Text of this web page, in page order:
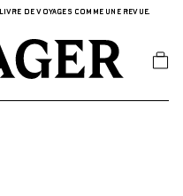
DE VOYAGES COMME UNE REVUE.